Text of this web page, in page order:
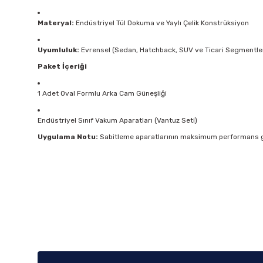
Materyal: Endüstriyel Tül Dokuma ve Yaylı Çelik Konstrüksiyon
Uyumluluk: Evrensel (Sedan, Hatchback, SUV ve Ticari
Paket İçeriği
1 Adet Oval Formlu Arka Cam Güneşliği
Endüstriyel Sınıf Vakum Aparatları (Vantuz Seti)
Uygulama Notu: Sabitleme aparatlarının maksimum performans